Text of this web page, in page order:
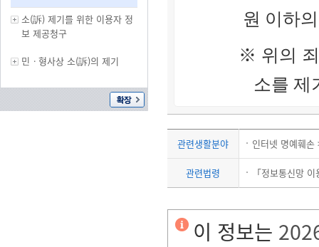
소(訴) 제기를 위한 이용자 정
보 제공청구
민ㆍ형사상 소(訴)의 제기
원 이하
※ 위의
소를 제
관련생활분야 인터넷 명예훼
관련법령 「정보통신망
이 정보는